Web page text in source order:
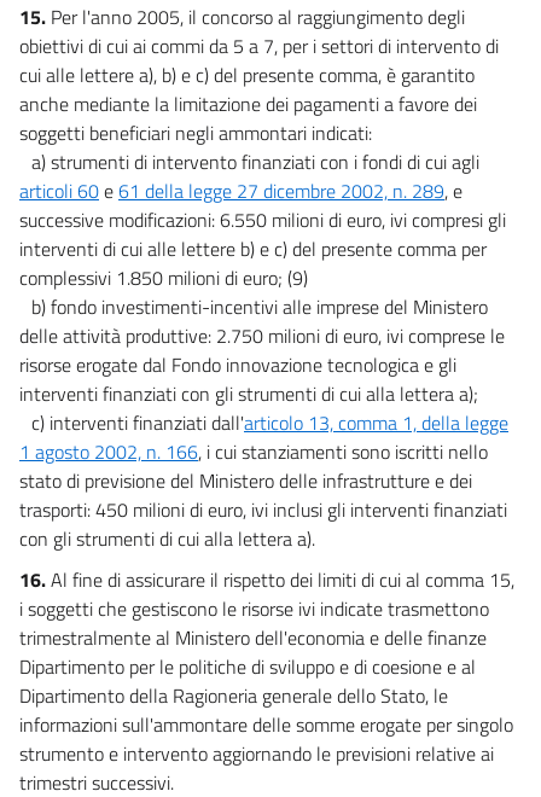
15. Per l'anno 2005, il concorso al raggiungimento degli
obiettivi di cui ai commi da 5 a 7, per i settori di intervento di
cui alle lettere a), b) e c) del presente comma, è garantito
anche mediante la limitazione dei pagamenti a favore dei
soggetti beneficiari negli ammontari indicati:
a) strumenti di intervento finanziati con i fondi di cui agli
articoli 60e61 della legge 27 dicembre 2002, n. 289, e
successive modificazioni: 6.550 milioni di euro, ivi compresi gli
interventi di cui alle lettere b) e c) del presente comma per
complessivi 1.850 milioni di euro; (9)
b) fondo investimenti-incentivi alle imprese del Ministero
delle attività produttive: 2.750 milioni di euro, ivi comprese le
risorse erogate dal Fondo innovazione tecnologica e gli
interventi finanziati con gli strumenti di cui alla lettera a);
c) interventi finanziati dall'articolo 13, comma 1, della legge
1 agosto 2002, n. 166, i cui stanziamenti sono iscritti nello
stato di previsione del Ministero delle infrastrutture e dei
trasporti: 450 milioni di euro, ivi inclusi gli interventi finanziati
con gli strumenti di cui alla lettera a).
16.Al fine di assicurare il rispetto dei limiti di cui al comma 15,
i soggetti che gestiscono le risorse ivi indicate trasmettono
trimestralmente al Ministero dell'economia e delle finanze
Dipartimento per le politiche di sviluppo e di coesione e al
Dipartimento della Ragioneria generale dello Stato, le
informazioni sull'ammontare delle somme erogate per singolo
strumento e intervento aggiornando le previsioni relative ai
trimestri successivi.